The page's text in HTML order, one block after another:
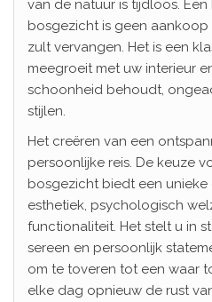
van de natuur is tijdloos.
bosgezicht is geen aankoop
zult vervangen. Het is een
meegroeit met uw interieur
schoonheid behoudt,
stijlen.
Het creëren van een
persoonlijke reis. De keuze
bosgezicht biedt een unieke
esthetiek, psychologisch
functionaliteit. Het stelt u in
sereen en persoonlijk
om te toveren tot een waar
elke dag opnieuw de rust